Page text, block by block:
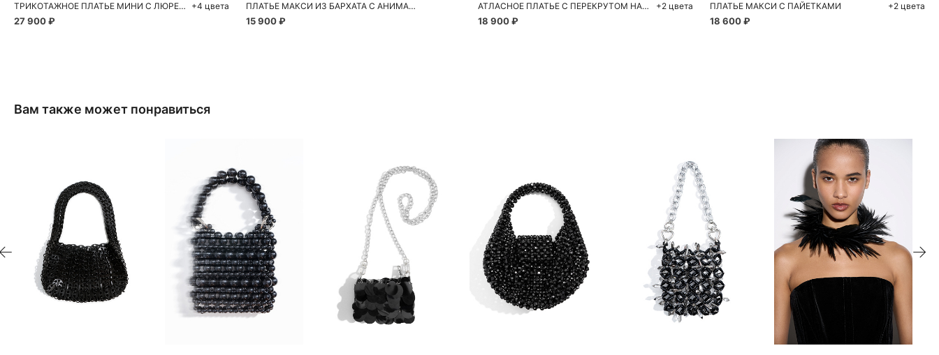
ТРИКОТАЖНОЕ ПЛАТЬЕ МИНИ С ЛЮРЕКСОМ
27 900 ₽
+4 цвета ПЛАТЬЕ МАКСИ ИЗ БАРХАТА С АНИМАЛИСТИЧНЫМ ПРИНТОМ
15 900 ₽
АТЛАСНОЕ ПЛАТЬЕ С ПЕРЕКРУТОМ НА ПЛЕЧАХ
18 900 ₽
+2 цвета ПЛАТЬЕ МАКСИ С ПАЙЕТКАМИ
18 600 ₽
+2 цвета
Вам также может понравиться